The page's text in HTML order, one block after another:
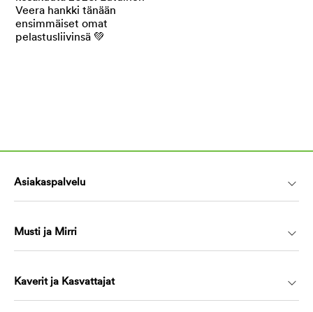
Asiakaspalvelu
Musti ja Mirri
Kaverit ja Kasvattajat